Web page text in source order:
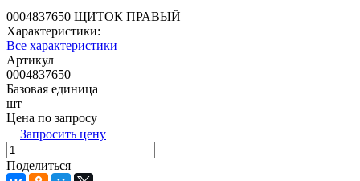
0004837650 ЩИТОК ПРАВЫЙ
Характеристики:
Все характеристики
Артикул
0004837650
Базовая единица
шт
Цена по запросу
Запросить цену
Поделиться